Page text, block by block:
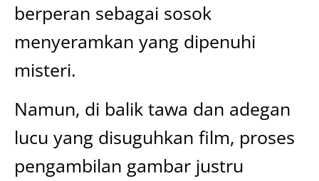
berperan sebagai sosok
menyeramkan yang dipenuhi
misteri.
Namun, di balik tawa dan adegan
lucu yang disuguhkan film, proses
pengambilan gambar justru